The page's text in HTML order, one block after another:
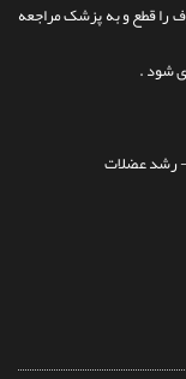
قطع و به پزشک مراجعه
شود .
رشد عضلات